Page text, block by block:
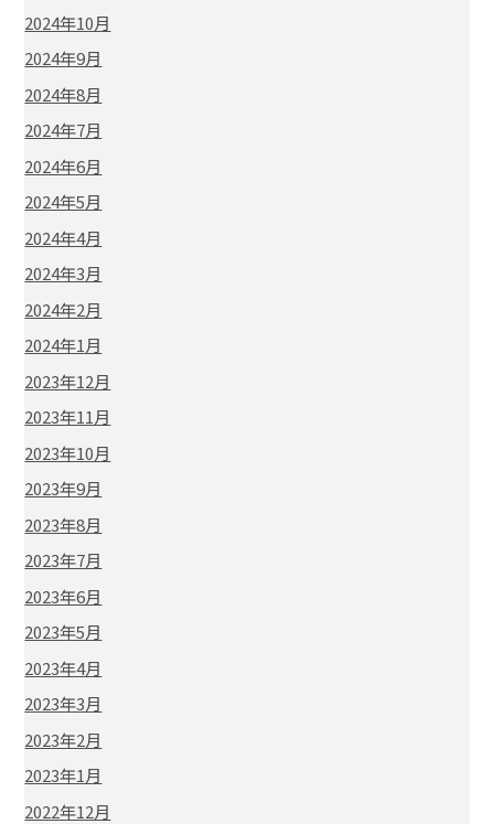
2024年10月
2024年9月
2024年8月
2024年7月
2024年6月
2024年5月
2024年4月
2024年3月
2024年2月
2024年1月
2023年12月
2023年11月
2023年10月
2023年9月
2023年8月
2023年7月
2023年6月
2023年5月
2023年4月
2023年3月
2023年2月
2023年1月
2022年12月